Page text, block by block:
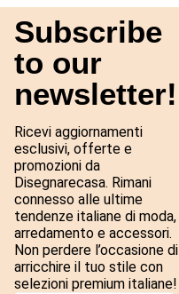
Subscribe
to our
newsletter!
Ricevi aggiornamenti
esclusivi, offerte e
promozioni da
Disegnarecasa. Rimani
connesso alle ultime
tendenze italiane di moda,
arredamento e accessori.
Non perdere l’occasione di
arricchire il tuo stile con
selezioni premium italiane!